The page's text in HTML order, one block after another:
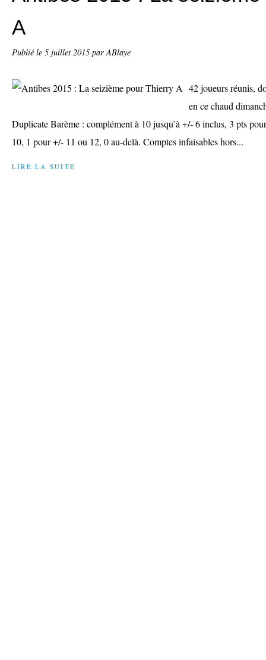
A
Publié le 5 juillet 2015 par ABlaye
42 joueurs réunis,
en ce chaud
Duplicate Barème : complément à 10 jusqu’à +/- 6 inclus, 3 pts
10, 1 pour +/- 11 ou 12, 0 au-delà. Comptes infaisables hors...
LIRE LA SUITE